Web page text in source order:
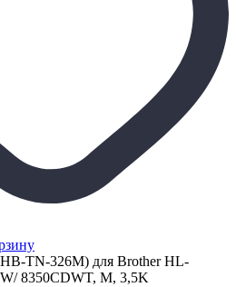
TN-326M) для Brother HL-
8350CDWT, M, 3,5K